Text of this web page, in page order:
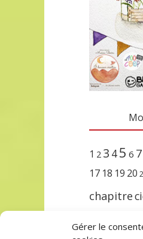
Gérer le
1 2 3 45 6 7
17 18 19 20
chapitre